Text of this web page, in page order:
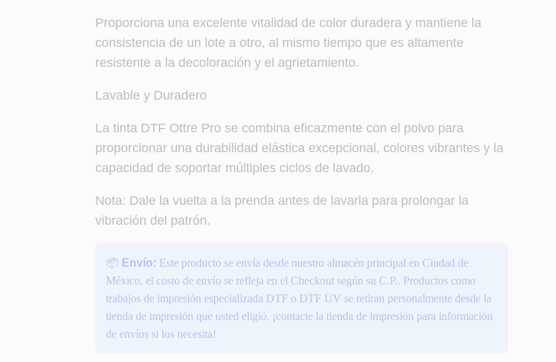
Proporciona una excelente vitalidad de color duradera y mantiene la
consistencia de un lote a otro, al mismo tiempo que es altamente
resistente a la decoloración y el agrietamiento.
Lavable y Duradero
La tinta DTF Ottre Pro se combina eficazmente con el polvo para
proporcionar una durabilidad elástica excepcional, colores vibrantes y la
capacidad de soportar múltiples ciclos de lavado.
Nota: Dale la vuelta a la prenda antes de lavarla para prolongar la
vibración del patrón.
📦 Envío: Este producto se envía desde nuestro almacén principal en Ciudad de
México, el costo de envío se refleja en el Checkout según su C.P.. Productos como
trabajos de impresión especializada DTF o DTF UV se retiran personalmente desde la
tienda de impresión que usted eligió. ¡contacte la tienda de impresión para información
de envíos si los necesita!